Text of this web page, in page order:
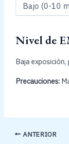
Nivel de
Baja
Precauciones:
ANTERIOR